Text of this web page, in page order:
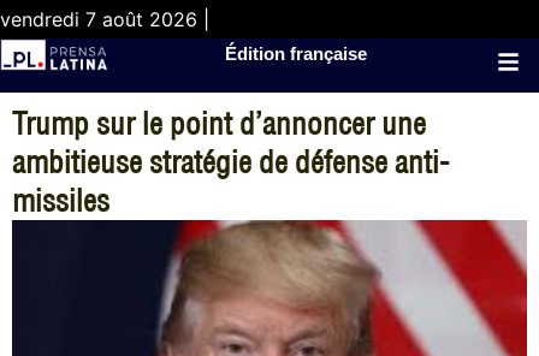
vendredi 7 août 2026 |
Édition française
Trump sur le point d’annoncer une
ambitieuse stratégie de défense anti-
missiles